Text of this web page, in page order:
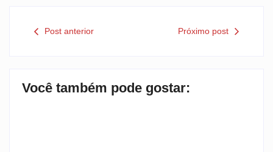
Post anterior Próximo post
Você também pode gostar: